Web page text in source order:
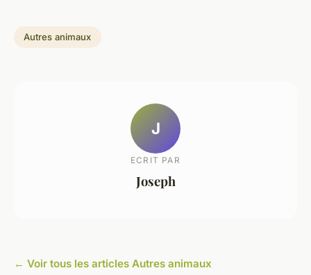
Autres animaux
J
ECRIT PAR
Joseph
← Voir tous les articles Autres animaux